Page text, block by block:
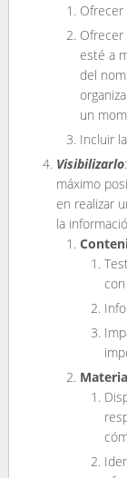
Ofrecer
esté a
del
un
Incluir
Visibilizarlo
máximo
en realizar
la